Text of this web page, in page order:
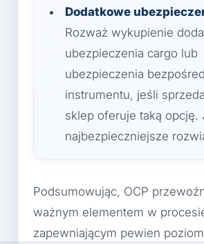
Dodatkowe
Rozważ wykupienie
ubezpieczenia cargo lub
ubezpieczenia
instrumentu, jeśli
sklep oferuje taką opcję.
najbezpieczniejsze
Podsumowując, OCP
ważnym elementem w
zapewniającym pewien